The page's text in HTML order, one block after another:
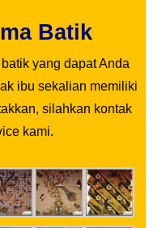
Batik
yang dapat Anda
ibu sekalian memiliki
silahkan kontak
kami.